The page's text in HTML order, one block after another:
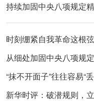
持续加固中央八项规定
时刻绷紧自我革命这根弦
从细处加固中央八项规
“抹不开面子”往往容易“
新华时评：破潜规则，